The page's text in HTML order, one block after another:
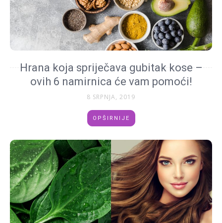
Hrana koja spriječava gubitak kose –
ovih 6 namirnica će vam pomoći!
8 SRPNJA, 2019
OPŠIRNIJE